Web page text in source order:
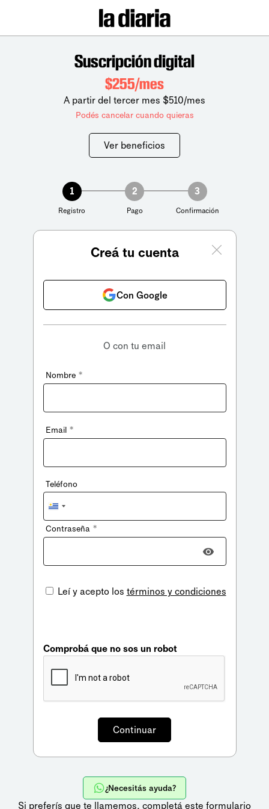
Suscripción digital
$255/mes
A partir del tercer mes $510/mes
Podés cancelar cuando quieras
Ver beneficios
1
Registro
2
Pago
3
Confirmación
Creá tu cuenta
Con Google
O con tu email
Nombre *
Email *
Teléfono
Uruguay
+598
Contraseña *
Leí y acepto los términos y condiciones
Comprobá que no sos un robot
¿Necesitás ayuda?
Si preferís que te llamemos, completá este formulario